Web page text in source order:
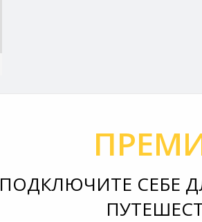
ПОДКЛЮЧИТЕ СЕБЕ